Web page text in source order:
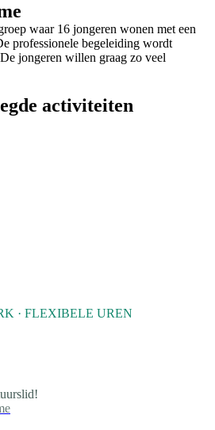
waar 16 jongeren wonen met een
professionele begeleiding wordt
jongeren willen graag zo veel
activiteiten
· FLEXIBELE UREN